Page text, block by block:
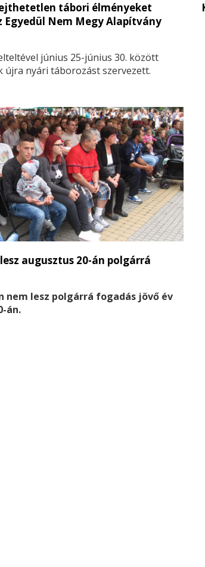
tábori élményeket
Egyedül Nem Megy Alapítvány
június 25-június 30. között
újra nyári táborozást szervezett.
augusztus 20-án polgárrá
nem lesz polgárrá fogadás jövő év
án.